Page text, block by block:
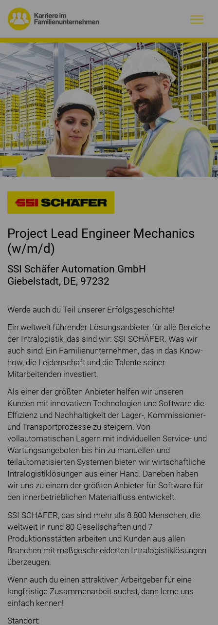
Warum Familienunternehmen?
Firmenprofile
Jobs
Magazin
Initiative
Project Lead Engineer Mechanics
(w/m/d)
SSI Schäfer Automation GmbH
Giebelstadt, DE, 97232
Werde auch du Teil unserer Erfolgsgeschichte!
Ein weltweit führender Lösungsanbieter für alle Bereiche
der Intralogistik, das sind wir: SSI SCHÄFER. Was wir
auch sind: Ein Familienunternehmen, das in das Know-
how, die Leidenschaft und die Talente seiner
Mitarbeitenden investiert.
Als einer der größten Anbieter helfen wir unseren
Kunden mit innovativen Technologien und Software die
Effizienz und Nachhaltigkeit der Lager-, Kommissionier-
und Transportprozesse zu steigern. Von
vollautomatischen Lagern mit individuellen Service- und
Wartungsangeboten bis hin zu manuellen und
teilautomatisierten Systemen bieten wir wirtschaftliche
Intralogistiklösungen aus einer Hand. Daneben haben
wir uns zu einem der größten Anbieter für Software für
den innerbetrieblichen Materialfluss entwickelt.
SSI SCHÄFER, das sind mehr als 8.800 Menschen, die
weltweit in rund 80 Gesellschaften und 7
Produktionsstätten arbeiten und Kunden aus allen
Branchen mit maßgeschneiderten Intralogistiklösungen
überzeugen.
Wenn auch du einen attraktiven Arbeitgeber für eine
langfristige Zusammenarbeit suchst, dann lerne uns
einfach kennen!
Standort: